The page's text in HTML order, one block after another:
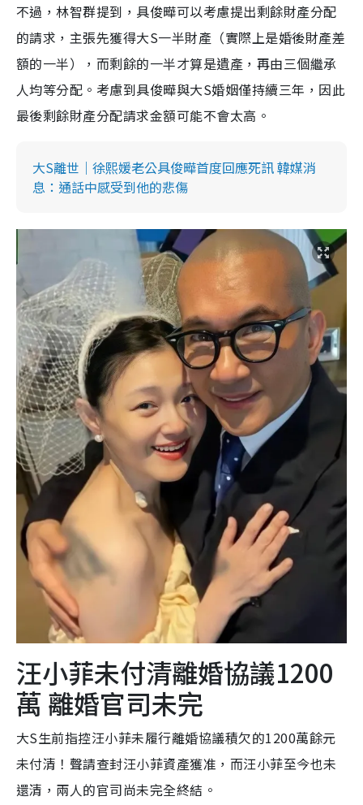
不過，林智群提到，具俊曄可以考慮提出剩餘財產分配
的請求，主張先獲得大S一半財產（實際上是婚後財產差
額的一半），而剩餘的一半才算是遺產，再由三個繼承
人均等分配。考慮到具俊曄與大S婚姻僅持續三年，因此
最後剩餘財產分配請求金額可能不會太高。
大S離世｜徐熙媛老公具俊曄首度回應死訊 韓媒消
息：通話中感受到他的悲傷
汪小菲未付清離婚協議1200
萬 離婚官司未完
大S生前指控汪小菲未履行離婚協議積欠的1200萬餘元
未付清！聲請查封汪小菲資產獲准，而汪小菲至今也未
還清，兩人的官司尚未完全終結。